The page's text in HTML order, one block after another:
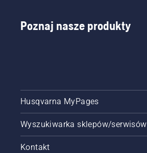
Poznaj nasze produkty
Husqvarna MyPages
Wyszukiwarka sklepów/serwisów
Kontakt